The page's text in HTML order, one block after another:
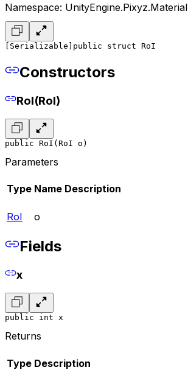
Namespace: UnityEngine.Pixyz.Material
[Serializable] public struct RoI
Constructors
RoI(RoI)
public RoI(RoI o)
Parameters
Type Name Description
RoI o
Fields
x
public int x
Returns
Type Description